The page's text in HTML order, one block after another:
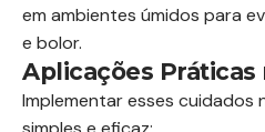
em ambientes úmidos para
e bolor.
Aplicações Práticas
Implementar esses